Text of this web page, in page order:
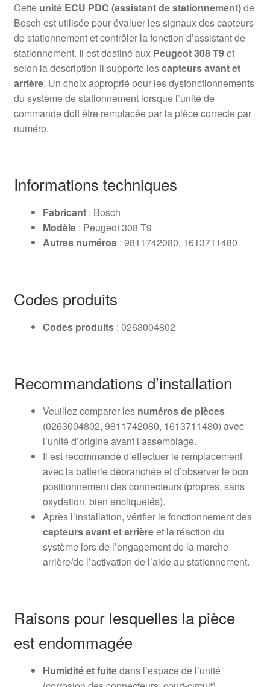
Cette unité ECU PDC (assistant de stationnement)de
Bosch est utilisée pour évaluer les signaux des capteurs
de stationnement et contrôler la fonction d’assistant de
stationnement. Il est destiné aux Peugeot 308 T9et
selon la description il supporte lescapteurs avant et
arrière. Un choix approprié pour les dysfonctionnements
du système de stationnement lorsque l’unité de
commande doit être remplacée par la pièce correcte par
numéro.
Informations techniques
Fabricant: Bosch
Modèle: Peugeot 308 T9
Autres numéros: 9811742080, 1613711480
Codes produits
Codes produits: 0263004802
Recommandations d’installation
Veuillez comparer les numéros de pièces
(0263004802, 9811742080, 1613711480) avec
l’unité d’origine avant l’assemblage.
Il est recommandé d’effectuer le remplacement
avec la batterie débranchée et d’observer le bon
positionnement des connecteurs (propres, sans
oxydation, bien encliquetés).
Après l’installation, vérifier le fonctionnement des
capteurs avant et arrièreet la réaction du
système lors de l’engagement de la marche
arrière/de l’activation de l’aide au stationnement.
Raisons pour lesquelles la pièce
est endommagée
Humidité et fuitedans l’espace de l’unité